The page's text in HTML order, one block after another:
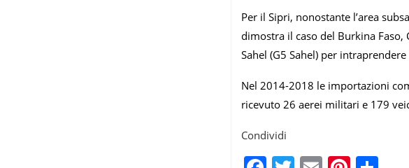
Per il Sipri, nonostante l’area
dimostra il caso del Burkina
Sahel (G5 Sahel) per
Nel 2014-2018 le importazioni
ricevuto 26 aerei militari e 179
Condividi